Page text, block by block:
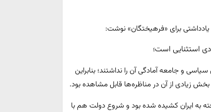
برای «فرهیختگان» نوشت:
استثنایی است؛
و جامعه آمادگی آن را نداشتند؛ بنابراین
زیادی از آن در مناظره‌ها قابل مشاهده بود.
به ایران کشیده شده بود و شروع دولت هم با